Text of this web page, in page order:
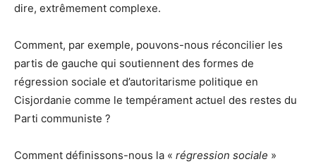
dire, extrêmement complexe.
Comment, par exemple, pouvons-nous réconcilier les
partis de gauche qui soutiennent des formes de
régression sociale et d’autoritarisme politique en
Cisjordanie comme le tempérament actuel des restes du
Parti communiste ?
Comment définissons-nous la « régression sociale »